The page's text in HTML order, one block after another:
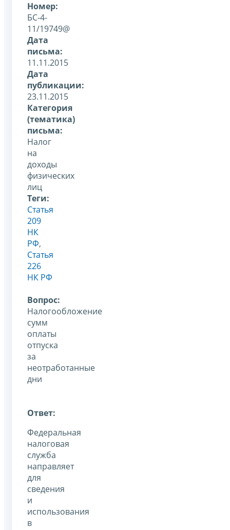
Номер:
БС-4-
11/19749@
Дата
письма:
11.11.2015
Дата
публикации:
23.11.2015
Категория
(тематика)
письма:
Налог
на
доходы
физических
лиц
Теги:
Статья
209
НК
РФ,
Статья
226
НК РФ
Вопрос:
Налогообложение
сумм
оплаты
отпуска
за
неотработанные
дни
Ответ:
Федеральная
налоговая
служба
направляет
для
сведения
и
использования
в